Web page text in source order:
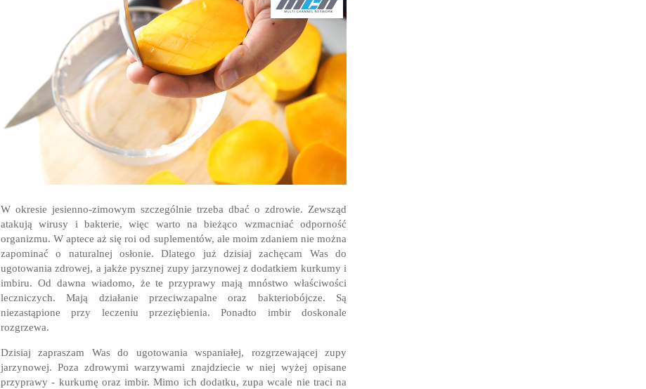
W okresie jesienno-zimowym szczególnie trzeba dbać o zdrowie. Zewsząd
atakują wirusy i bakterie, więc warto na bieżąco wzmacniać odporność
organizmu. W aptece aż się roi od suplementów, ale moim zdaniem nie można
zapominać o naturalnej osłonie. Dlatego już dzisiaj zachęcam Was do
ugotowania zdrowej, a jakże pysznej zupy jarzynowej z dodatkiem kurkumy i
imbiru. Od dawna wiadomo, że te przyprawy mają mnóstwo właściwości
leczniczych. Mają działanie przeciwzapalne oraz bakteriobójcze. Są
niezastąpione przy leczeniu przeziębienia. Ponadto imbir doskonale
rozgrzewa.
Dzisiaj zapraszam Was do ugotowania wspaniałej, rozgrzewającej zupy
jarzynowej. Poza zdrowymi warzywami znajdziecie w niej wyżej opisane
przyprawy - kurkumę oraz imbir. Mimo ich dodatku, zupa wcale nie traci na